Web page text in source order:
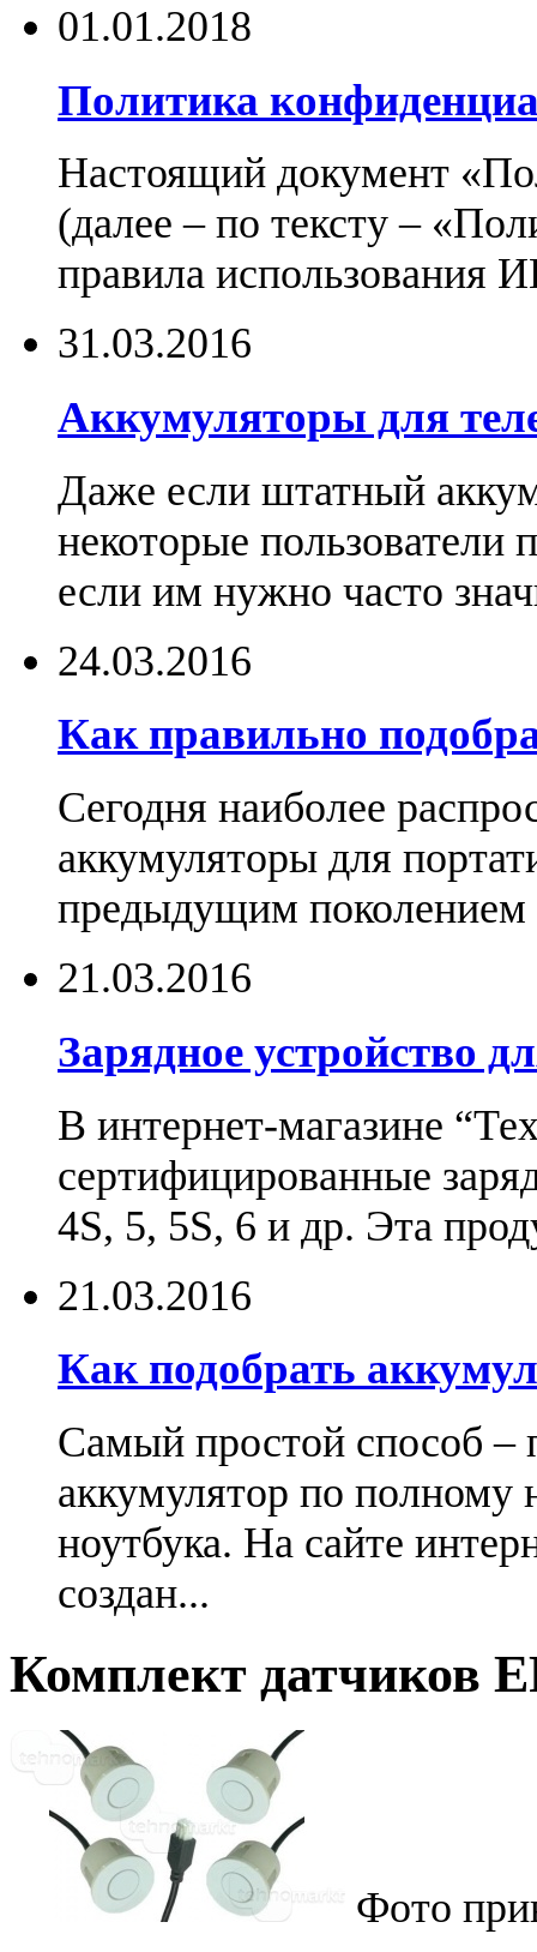
01.01.2018
Политика
Настоящий документ
(далее – по тексту –
правила использования
31.03.2016
Аккумуляторы для
Даже если штатный
некоторые пользователи
если им нужно часто
24.03.2016
Как правильно
Сегодня наиболее
аккумуляторы для
предыдущим поколением
21.03.2016
Зарядное устройство
В интернет-магазине
сертифицированные
4S, 5, 5S, 6 и др. Эта
21.03.2016
Как подобрать
Самый простой способ –
аккумулятор по
ноутбука. На сайте
создан...
Комплект датчиков
Фото